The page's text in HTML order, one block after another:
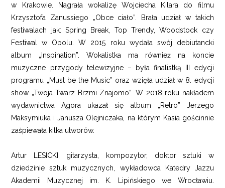
w Krakowie. Nagrała wokalizę Wojciecha Kilara do filmu
Krzysztofa Zanussiego „Obce ciało”. Brała udział w takich
festiwalach jak: Spring Break, Top Trendy, Woodstock czy
Festiwal w Opolu. W 2015 roku wydała swój debiutancki
album „Inspination”. Wokalistka ma również na koncie
muzyczne przygody telewizyjne – była finalistką III edycji
programu „Must be the Music” oraz wzięła udział w 8. edycji
show „Twoja Twarz Brzmi Znajomo”. W 2018 roku nakładem
wydawnictwa Agora ukazał się album „Retro” Jerzego
Maksymiuka i Janusza Olejniczaka, na którym Kasia gościnnie
zaśpiewała kilka utworów.
Artur LESICKI, gitarzysta, kompozytor, doktor sztuki w
dziedzinie sztuk muzycznych, wykładowca Katedry Jazzu
Akademii Muzycznej im. K. Lipińskiego we Wrocławiu.